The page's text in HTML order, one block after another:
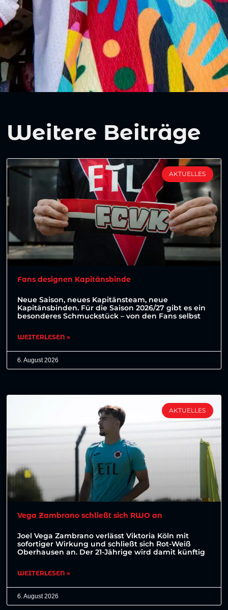
Weitere Beiträge
AKTUELLES
Fans designen Kapitänsbinde
Neue Saison, neues Kapitänsteam, neue
Kapitänsbinden. Für die Saison 2026/27 gibt es ein
besonderes Schmuckstück – von den Fans selbst
WEITERLESEN »
6. August 2026
AKTUELLES
Vega Zambrano schließt sich RWO an
Joel Vega Zambrano verlässt Viktoria Köln mit
sofortiger Wirkung und schließt sich Rot-Weiß
Oberhausen an. Der 21-Jährige wird damit künftig
WEITERLESEN »
6. August 2026